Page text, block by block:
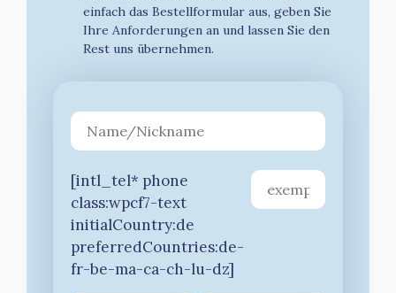
einfach das Bestellformular aus, geben Sie
Ihre Anforderungen an und lassen Sie den
Rest uns übernehmen.
[intl_tel* phone
class:wpcf7-text
initialCountry:de
preferredCountries:de-
fr-be-ma-ca-ch-lu-dz]